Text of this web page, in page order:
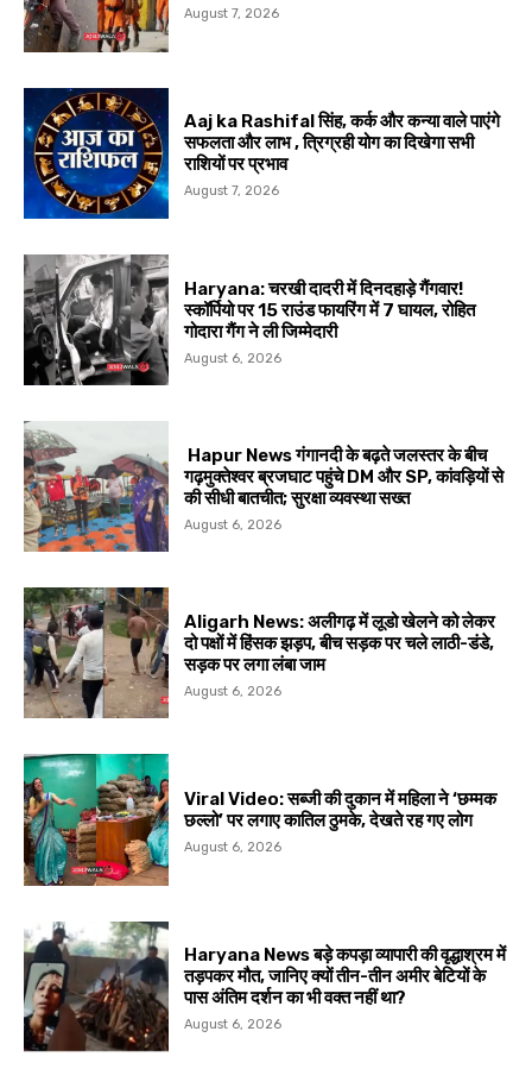
August 7, 2026
Aaj ka Rashifal सिंह, कर्क और कन्या वाले पाएंगे
सफलता और लाभ , त्रिग्रही योग का दिखेगा सभी
राशियों पर प्रभाव
August 7, 2026
Haryana: चरखी दादरी में दिनदहाड़े गैंगवार!
स्कॉर्पियो पर 15 राउंड फायरिंग में 7 घायल, रोहित
गोदारा गैंग ने ली जिम्मेदारी
August 6, 2026
Hapur News गंगानदी के बढ़ते जलस्तर के बीच
गढ़मुक्तेश्वर ब्रजघाट पहुंचे DM और SP, कांवड़ियों से
की सीधी बातचीत; सुरक्षा व्यवस्था सख्त
August 6, 2026
Aligarh News: अलीगढ़ में लूडो खेलने को लेकर
दो पक्षों में हिंसक झड़प, बीच सड़क पर चले लाठी-डंडे,
सड़क पर लगा लंबा जाम
August 6, 2026
Viral Video: सब्जी की दुकान में महिला ने ‘छम्मक
छल्लो’ पर लगाए कातिल ठुमके, देखते रह गए लोग
August 6, 2026
Haryana News बड़े कपड़ा व्यापारी की वृद्धाश्रम में
तड़पकर मौत, जानिए क्यों तीन-तीन अमीर बेटियों के
पास अंतिम दर्शन का भी वक्त नहीं था?
August 6, 2026